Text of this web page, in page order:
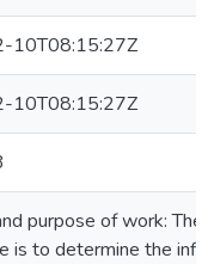
10T08:15:27Z
10T08:15:27Z
purpose of work: The
is to determine the